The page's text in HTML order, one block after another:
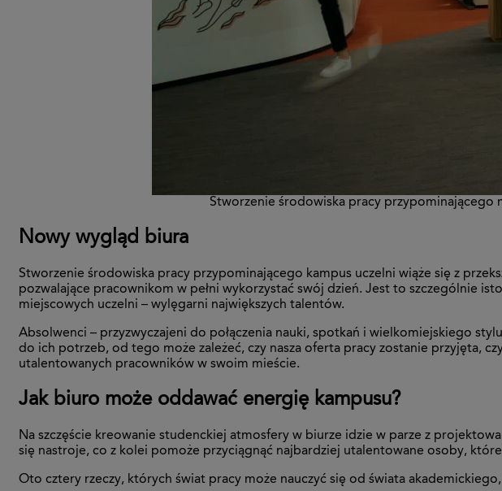
Stworzenie środowiska pracy przypominającego
Nowy wygląd biura
Stworzenie środowiska pracy przypominającego kampus uczelni wiąże się z
pozwalające pracownikom w pełni wykorzystać swój dzień. Jest to szczególnie
miejscowych uczelni – wylęgarni największych talentów.
Absolwenci – przyzwyczajeni do połączenia nauki, spotkań i wielkomiejskiego
do ich potrzeb, od tego może zależeć, czy nasza oferta pracy zostanie przyjęta,
utalentowanych pracowników w swoim mieście.
Jak biuro może oddawać energię kampusu?
Na szczęście kreowanie studenckiej atmosfery w biurze idzie w parze z
się nastroje, co z kolei pomoże przyciągnąć najbardziej utalentowane osoby, które
Oto cztery rzeczy, których świat pracy może nauczyć się od świata